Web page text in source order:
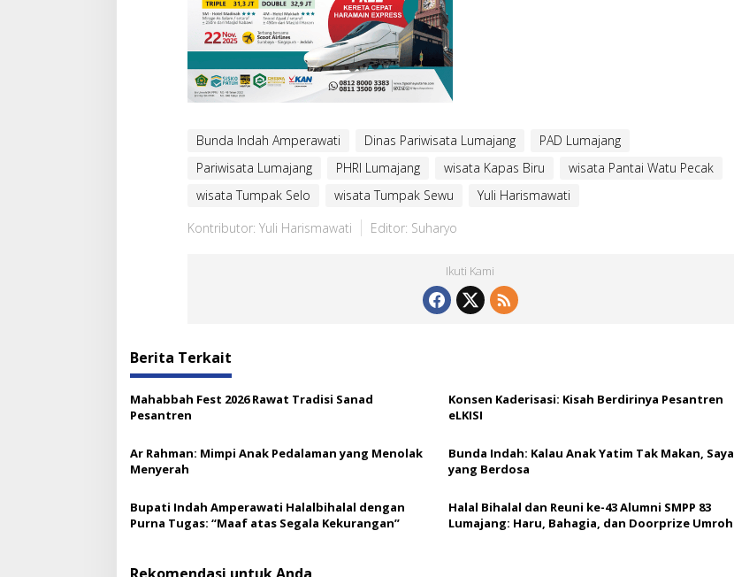
Bunda Indah Amperawati Dinas Pariwisata Lumajang
PAD Lumajang
Pariwisata Lumajang
PHRI Lumajang wisata Kapas Biru
wisata Pantai Watu Pecak
wisata Tumpak Selo
wisata Tumpak Sewu
Yuli Harismawati
Kontributor: Yuli Harismawati
Editor: Suharyo
Ikuti Kami
Berita Terkait
Mahabbah Fest 2026 Rawat Tradisi Sanad
Pesantren
Konsen Kaderisasi: Kisah Berdirinya Pesantren
eLKISI
Ar Rahman: Mimpi Anak Pedalaman yang Menolak
Menyerah
Bunda Indah: Kalau Anak Yatim Tak Makan, Saya
yang Berdosa
Bupati Indah Amperawati Halalbihalal dengan
Purna Tugas: “Maaf atas Segala Kekurangan”
Halal Bihalal dan Reuni ke-43 Alumni SMPP 83
Lumajang: Haru, Bahagia, dan Doorprize Umroh